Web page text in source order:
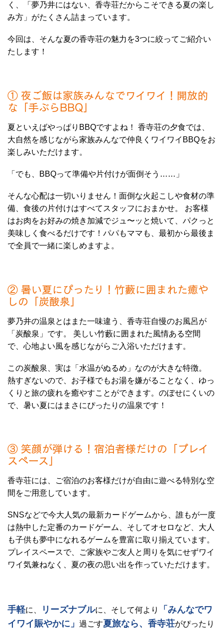
く、「夢乃井にはない、香寺荘だからこそできる夏の楽し
み方」がたくさん詰まっています。
今回は、そんな夏の香寺荘の魅力を3つに絞ってご紹介い
たします！
① 夜ご飯は家族みんなでワイワイ！開放的
な「手ぶらBBQ」
夏といえばやっぱりBBQですよね！ 香寺荘の夕食では、
大自然を感じながら家族みんなで仲良くワイワイBBQをお
楽しみいただけます。
「でも、BBQって準備や片付けが面倒そう……」
そんな心配は一切いりません！面倒な火起こしや食材の準
備、食後の片付けはすべてスタッフにおまかせ。 お客様
はお肉をお好みの焼き加減でジュ〜ッと焼いて、パクっと
美味しく食べるだけです！パパもママも、最初から最後ま
で全員で一緒に楽しめますよ。
② 暑い夏にぴったり！竹藪に囲まれた癒や
しの「炭酸泉」
夢乃井の温泉とはまた一味違う、香寺荘自慢のお風呂が
「炭酸泉」です。 美しい竹藪に囲まれた風情ある空間
で、心地よい風を感じながらご入浴いただけます。
この炭酸泉、実は「水温がぬるめ」なのが大きな特徴。
熱すぎないので、お子様でもお湯を嫌がることなく、ゆっ
くりと旅の疲れを癒やすことができます。のぼせにくいの
で、暑い夏にはまさにぴったりの温泉です！
③ 笑顔が弾ける！宿泊者様だけの「プレイ
スペース」
香寺荘には、ご宿泊のお客様だけが自由に遊べる特別な空
間をご用意しています。
SNSなどで今大人気の最新カードゲームから、誰もが一度
は熱中した定番のカードゲーム、そしてオセロなど、大人
も子供も夢中になれるゲームを豊富に取り揃えています。
プレイスペースで、ご家族やご友人と周りを気にせずワイ
ワイ気兼ねなく、夏の夜の思い出を作っていただけます。
手軽に、 リーズナブルに、そして何より
「みんなでワ
イワイ賑やかに」 過ごす夏旅なら、香寺荘がぴったり